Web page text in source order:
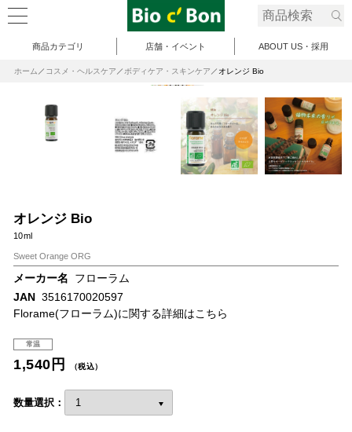
商品カテゴリ 店舗・イベント ABOUT US・採用
ホーム コスメ・ヘルスケア ボディケア・スキンケア オレンジ Bio
オレンジ Bio
10ml
Sweet Orange ORG
メーカー名
フローラム
JAN 3516170020597
Florame(フローラム)に関する詳細はこちら
常温
1,540円 （税込）
数量選択：